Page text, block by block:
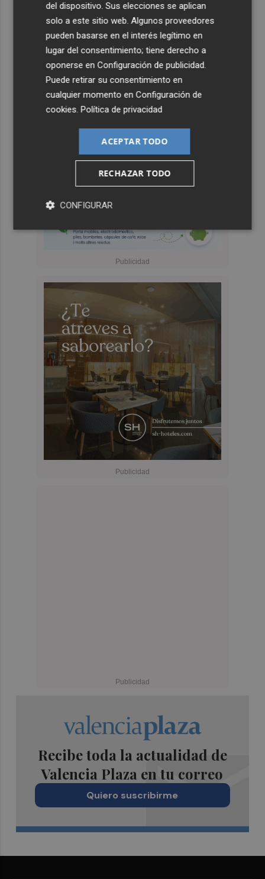
Recibe toda la actualidad de
Valencia Plaza en tu correo
Quiero suscribirme
del dispositivo. Sus elecciones se aplican
solo a este sitio web. Algunos proveedores
pueden basarse en el interés legítimo en
lugar del consentimiento; tiene derecho a
oponerse enConfiguración de publicidad.
Puede retirar su consentimiento en
cualquier momento enConfiguración de
cookies.Política de privacidad
ACEPTAR TODO
RECHAZAR TODO
CONFIGURAR